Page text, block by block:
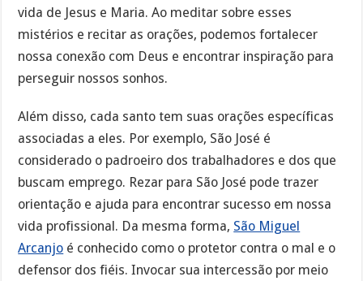
vida de Jesus e Maria. Ao meditar sobre esses
mistérios e recitar as orações, podemos fortalecer
nossa conexão com Deus e encontrar inspiração para
perseguir nossos sonhos.
Além disso, cada santo tem suas orações específicas
associadas a eles. Por exemplo, São José é
considerado o padroeiro dos trabalhadores e dos que
buscam emprego. Rezar para São José pode trazer
orientação e ajuda para encontrar sucesso em nossa
vida profissional. Da mesma forma, São Miguel
Arcanjo é conhecido como o protetor contra o mal e o
defensor dos fiéis. Invocar sua intercessão por meio